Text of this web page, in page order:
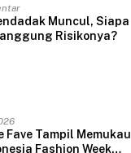
Harga Jual
Muncul, Siapa
Risikonya?
Fave Tampil Memukau
Fashion Week